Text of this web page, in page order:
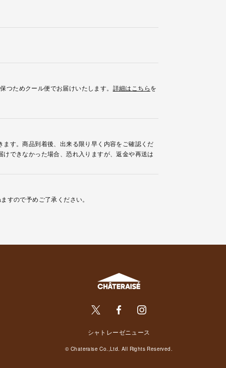
ためクール便でお届けいたします。 詳細はこちらを
す。商品到着後、出来る限り早く内容をご確認くだ
できなかった場合、恐れ入りますが、返金や再送は
すので予めご了承ください。
シャトレーゼニュース
© Chateraise Co.,Ltd. All Rights Reserved.